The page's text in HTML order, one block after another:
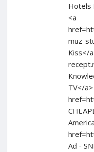
Hotels
<a
muz-
Kiss</
TV</
Ad -